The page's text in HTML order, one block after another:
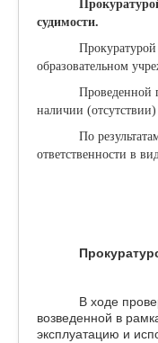
судимости.
образовательном
Проведенной
наличии
По
ответственности в
В ходе
возведенной в
эксплуатацию и